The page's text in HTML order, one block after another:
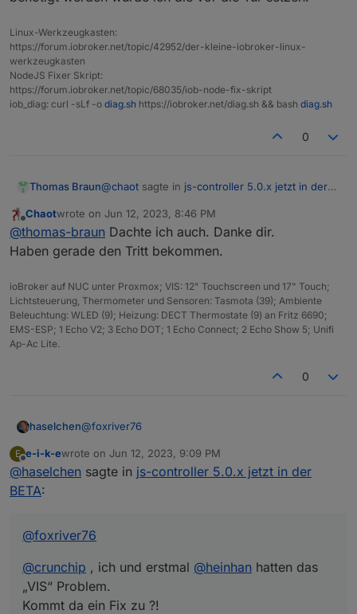
einkreisen und beheben.
Linux-Werkzeugkasten:
https://forum.iobroker.net/topic/42952/der-kleine-iobroker-linux-
werkzeugkasten
NodeJS Fixer Skript:
https://forum.iobroker.net/topic/68035/iob-node-fix-skript
iob_diag: curl -sLf -o diag.sh https://iobroker.net/diag.sh && bash diag.sh
0
Thomas Braun@chaot sagte in js-controller 5.0.x jetzt in der
Wie bekomme ich die weg?
nicht benötigt werden würde ich die vor die Tür
setzen.
Offline
Chaotwrote on Jun 12, 2023, 8:46 PM
last edited by
@thomas-braun Dachte ich auch. Danke dir.
Haben gerade den Tritt bekommen.
ioBroker auf NUC unter Proxmox; VIS: 12" Touchscreen und 17" Touch;
Lichtsteuerung, Thermometer und Sensoren: Tasmota (39); Ambiente
Beleuchtung: WLED (9); Heizung: DECT Thermostate (9) an Fritz 6690;
EMS-ESP; 1 Echo V2; 3 Echo DOT; 1 Echo Connect; 2 Echo Show 5; Unifi
Ap-Ac Lite.
0
haselchen@foxriver76
@ crunchip , ich und erstmal
„VIS“ Problem.
E
Offline
e-i-k-ewrote on Jun 12, 2023, 9:09 PM
last edited by
@haselchen sagte in js-controller 5.0.x jetzt in der
BETA:
@foxriver76
@crunchip , ich und erstmal @heinhan hatten das
„VIS“ Problem.
Kommt da ein Fix zu ?!